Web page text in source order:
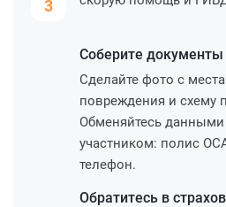
3
Соберите
Сделайте фото с
повреждения и схему
Обменяйтесь
участником: полис
телефон.
Обратитесь в